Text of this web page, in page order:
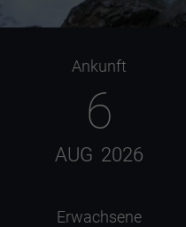
Ankunft
6
AUG 2026
Erwachsene